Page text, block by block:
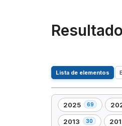
Lista de elementos
2025 69
,
69
,
66
2013 30